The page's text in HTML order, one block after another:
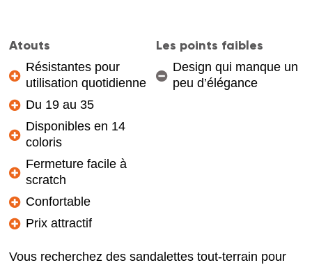
Atouts
Résistantes pour
utilisation quotidienne
Du 19 au 35
Disponibles en 14
coloris
Fermeture facile à
scratch
Confortable
Prix attractif
Les points faibles
Design qui manque un
peu d’élégance
Vous recherchez des sandalettes tout-terrain pour